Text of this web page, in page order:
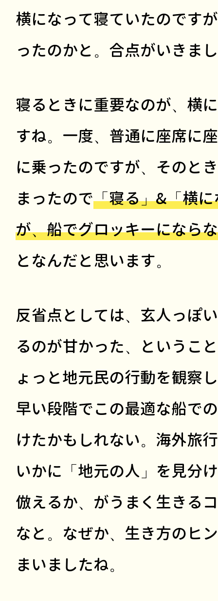
横になって寝ていたのです
ったのかと。合点がいきま
寝るときに重要なのが、横
すね。一度、普通に座席に
に乗ったのですが、そのと
まったので「寝る」&「横
が、船でグロッキーになら
となんだと思います。
反省点としては、玄人っぽ
るのが甘かった、というこ
ょっと地元民の行動を観察
早い段階でこの最適な船で
けたかもしれない。海外旅
いかに「地元の人」を見分
倣えるか、がうまく生きる
なと。なぜか、生き方のヒ
まいましたね。